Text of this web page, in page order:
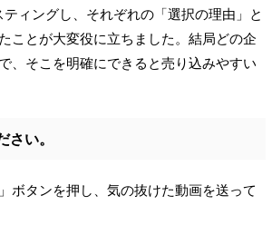
ィングし、それぞれの「選択の理由」と
ことが大変役に立ちました。結局どの企
、そこを明確にできると売り込みやすい
い。
ボタンを押し、気の抜けた動画を送って